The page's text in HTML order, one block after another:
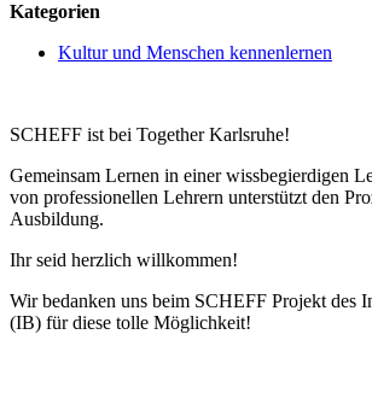
Kategorien
Kultur und Menschen kennenlernen
SCHEFF ist bei Together Karlsruhe!
Gemeinsam Lernen in einer wissbegierdigen
von professionellen Lehrern unterstützt den
Ausbildung.
Ihr seid herzlich willkommen!
Wir bedanken uns beim SCHEFF Projekt des
(IB) für diese tolle Möglichkeit!